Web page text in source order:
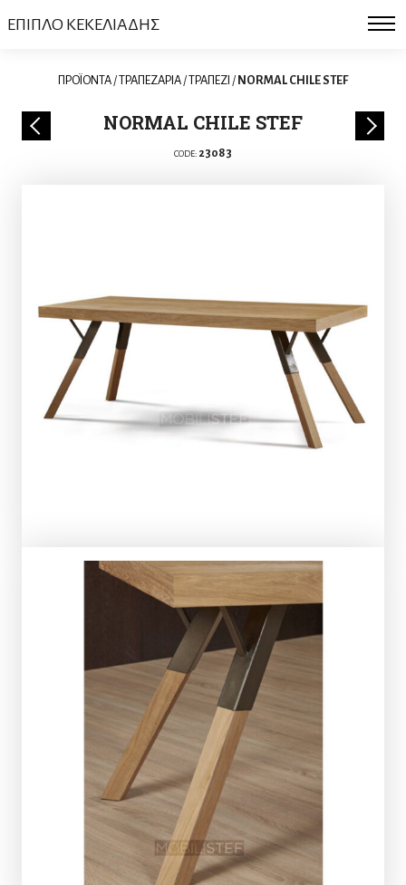
ΕΠΙΠΛΟ ΚΕΚΕΛΙΑΔΗΣ
ΠΡΟΪΟΝΤΑ /ΤΡΑΠΕΖΑΡΙΑ /ΤΡΑΠΕΖΙ / NORMAL CHILE STEF
NORMAL CHILE STEF
CODE: 23083